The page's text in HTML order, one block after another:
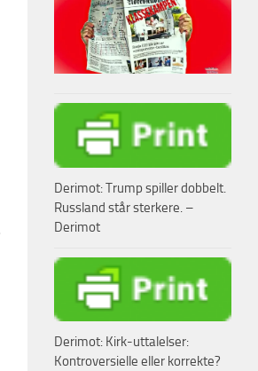
Derimot: Trump spiller dobbelt.
Russland står sterkere. –
Derimot
Derimot: Kirk-uttalelser:
Kontroversielle eller korrekte?